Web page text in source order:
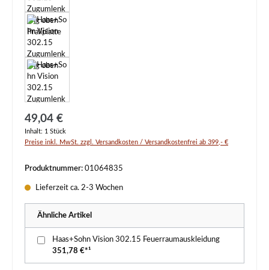
Regulärer Preis:
49,04 €
Inhalt: 1 Stück
Preise inkl. MwSt. zzgl. Versandkosten / Versandkostenfrei ab 399,- €
Produktnummer: 01064835
Lieferzeit ca. 2-3 Wochen
Ähnliche Artikel
Haas+Sohn Vision 302.15 Feuerraumauskleidung
351,78 €*¹